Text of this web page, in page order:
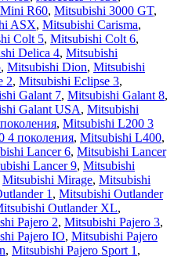
Mini R60, Mitsubishi 3000 GT,
ASX, Mitsubishi Carisma,
Colt 5, Mitsubishi Colt 6,
Delica 4, Mitsubishi
, Mitsubishi Dion, Mitsubishi
2, Mitsubishi Eclipse 3,
Galant 7, Mitsubishi Galant 8,
Galant USA, Mitsubishi
, Mitsubishi L200 3
4 поколения, Mitsubishi L400,
Lancer 6, Mitsubishi Lancer
Lancer 9, Mitsubishi
Mitsubishi Mirage, Mitsubishi
1 , Mitsubishi Outlander
Outlander XL,
Pajero 2, Mitsubishi Pajero 3,
Pajero IO, Mitsubishi Pajero
, Mitsubishi Pajero Sport 1 ,